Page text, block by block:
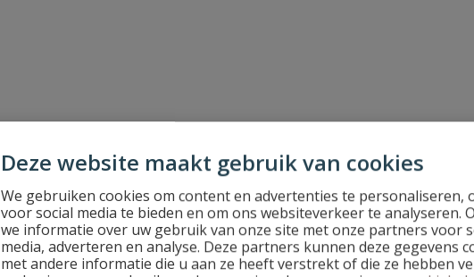
Deze website maakt gebruik van cookies
We gebruiken cookies om content en advertenties te personaliseren,
voor social media te bieden en om ons websiteverkeer te analyseren.
we informatie over uw gebruik van onze site met onze partners voor
media, adverteren en analyse. Deze partners kunnen deze gegevens
met andere informatie die u aan ze heeft verstrekt of die ze hebben